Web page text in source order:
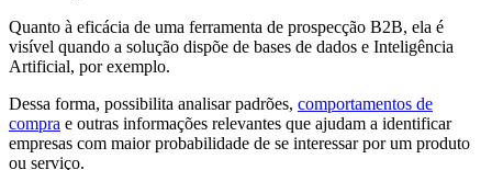
Quanto à eficácia de uma ferramenta de prospecção B2B, ela é
visível quando a solução dispõe de bases de dados e Inteligência
Artificial, por exemplo.
Dessa forma, possibilita analisar padrões, comportamentos de
compra e outras informações relevantes que ajudam a identificar
empresas com maior probabilidade de se interessar por um produto
ou serviço.